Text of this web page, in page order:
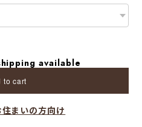
available
to cart
まいの方向け